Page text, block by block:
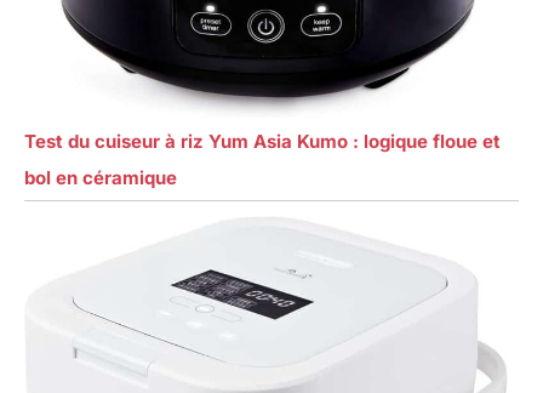
Test du cuiseur à riz Yum Asia Kumo : logique floue et
bol en céramique